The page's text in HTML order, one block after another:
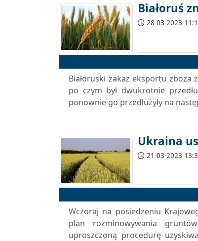
Białoruś
28-03-2023
Białoruski zakaz eksportu zboża
po czym był dwukrotnie
ponownie go przedłużyły na
Ukraina
21-03-2023
Wczoraj na posiedzeniu
plan rozminowywania
uproszczoną procedurę